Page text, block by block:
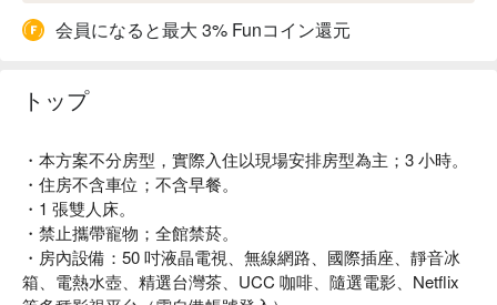
会員になると最大 3% Funコイン還元
トップ
・本方案不分房型，實際入住以現場安排房型為主；3 小時。
・住房不含車位；不含早餐。
・1 張雙人床。
・禁止攜帶寵物；全館禁菸。
・房內設備：50 吋液晶電視、無線網路、國際插座、靜音冰
箱、電熱水壺、精選台灣茶、UCC 咖啡、隨選電影、Netflix